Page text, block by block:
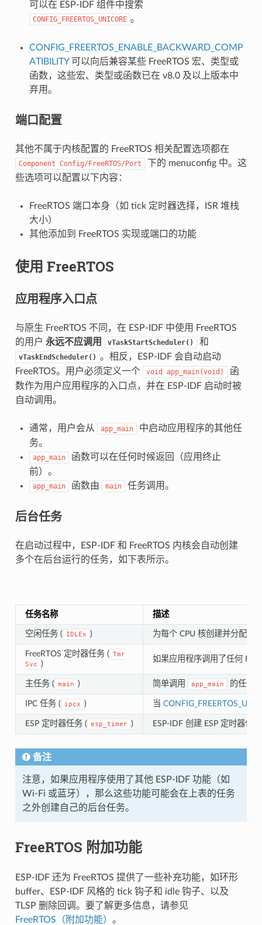
可以在 ESP-IDF 组件中搜索
CONFIG_FREERTOS_UNICORE 。
CONFIG_FREERTOS_ENABLE_BACKWARD_COMP
ATIBILITY可以向后兼容某些 FreeRTOS 宏、类型或
函数，这些宏、类型或函数已在 v8.0 及以上版本中
弃用。
端口配置
其他不属于内核配置的 FreeRTOS 相关配置选项都在
Component Config/FreeRTOS/Port
下的 menuconfig 中。这
些选项可以配置以下内容：
FreeRTOS 端口本身（如 tick 定时器选择，ISR 堆栈
大小）
其他添加到 FreeRTOS 实现或端口的功能
使用 FreeRTOS
应用程序入口点
与原生 FreeRTOS 不同，在 ESP-IDF 中使用 FreeRTOS
的用户 永远不应调用 vTaskStartScheduler() 和
vTaskEndScheduler() 。相反，ESP-IDF 会自动启动
FreeRTOS。用户必须定义一个
void app_main(void)
函
数作为用户应用程序的入口点，并在 ESP-IDF 启动时被
自动调用。
通常，用户会从 app_main
中启动应用程序的其他任
务。
app_main
函数可以在任何时候返回（应用终止
前）。
app_main 函数由 main 任务调用。
后台任务
在启动过程中，ESP-IDF 和 FreeRTOS 内核会自动创建
多个在后台运行的任务，如下表所示。
任务名称 描述
空闲任务 ( IDLEx ) 为每个 CPU 核创建并分配一
FreeRTOS 定时器任务 ( Tmr
Svc )
如果应用程序调用了任何
主任务 ( main ) 简单调用 app_main 的任务
IPC 任务 ( ipcx ) 当
ESP 定时器任务 ( esp_timer ) ESP-IDF 创建 ESP 定时器任
备注
注意，如果应用程序使用了其他 ESP-IDF 功能（如
Wi-Fi 或蓝牙），那么这些功能可能会在上表的任务
之外创建自己的后台任务。
FreeRTOS 附加功能
ESP-IDF 还为 FreeRTOS 提供了一些补充功能，如环形
buffer、ESP-IDF 风格的 tick 钩子和 idle 钩子、以及
TLSP 删除回调。要了解更多信息，请参见
FreeRTOS（附加功能） 。